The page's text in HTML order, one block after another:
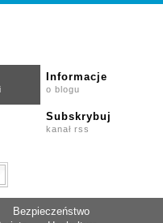
Informacje
o blogu
Subskrybuj
kanał rss
Bezpieczeństwo